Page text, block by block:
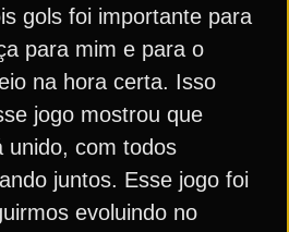
gols foi importante para
para mim e para o
na hora certa. Isso
jogo mostrou que
unido, com todos
juntos. Esse jogo foi
evoluindo no